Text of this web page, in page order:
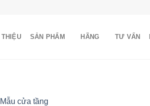
SẢN PHẨM HÃNG TƯ VẤN
Mẫu cửa tầng